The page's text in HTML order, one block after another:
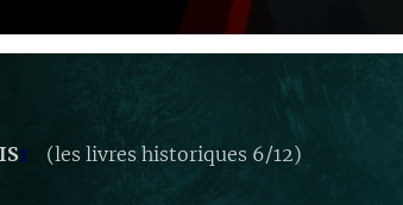
1 (les livres historiques 6/12)